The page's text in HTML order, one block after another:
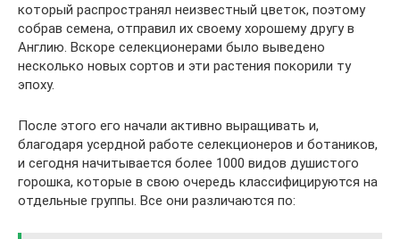
который распространял неизвестный цветок, поэтому
собрав семена, отправил их своему хорошему другу в
Англию. Вскоре селекционерами было выведено
несколько новых сортов и эти растения покорили ту
эпоху.
После этого его начали активно выращивать и,
благодаря усердной работе селекционеров и ботаников,
и сегодня начитывается более 1000 видов душистого
горошка, которые в свою очередь классифицируются на
отдельные группы. Все они различаются по: